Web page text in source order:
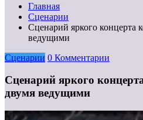
Главная
Сценарии
Сценарий яркого концерта
ведущими
Сценарии 0 Комментарии
Сценарий яркого
двумя ведущими